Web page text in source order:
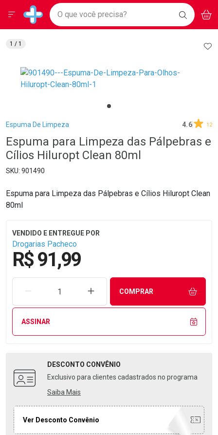
Drogarias Pacheco
Baixe nosso APP e aproveite Ofertas Exclusivas!
BAIXE
O APP
Ir direto para a home
pela página
Ir direto para o conteúdo
Ir direto para a busca
Ir direto para a conta
Ir direto para a notificações
Ir direto para o carrinho
Ir direto para o menu
Faça a sua busca
O que você precisa? BUSCAR
Menu
Breadcrumb
Espuma De Limpeza 4.6 12
Espuma para Limpeza das Pálpebras e
Cílios Hiluropt Clean 80ml
901490
Espuma para Limpeza das Pálpebras e Cílios Hiluropt Clean
80ml
Drogarias Pacheco
R$ 91,99
REMOVER UMA UNIDADEAUMENTAR UMA UNIDADE
COMPRAR
ASSINAR
DESCONTO CONVÊNIO
Exclusivo para clientes cadastrados no programa
Saiba Mais
Ver Desconto Convênio
1 / 1